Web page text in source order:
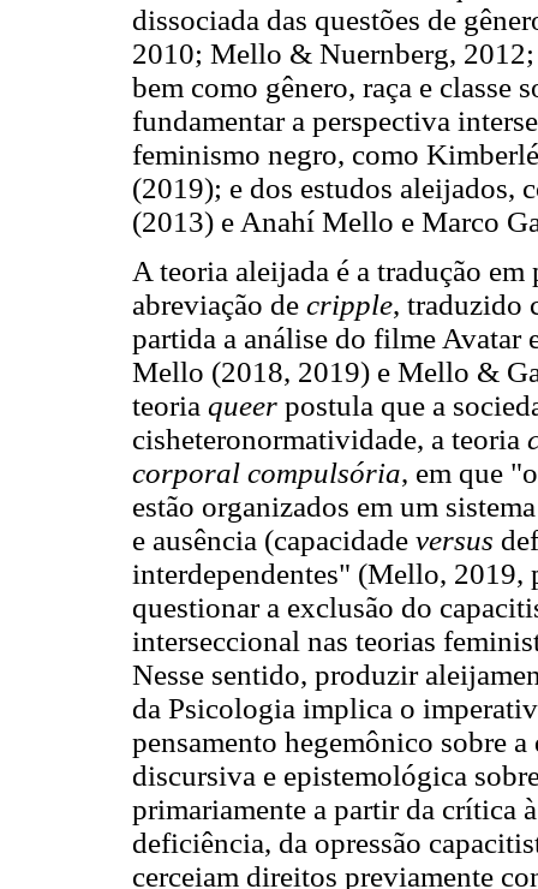
dissociada das questões de
2010; Mello & Nuernberg,
bem como gênero, raça e
fundamentar a perspectiva
feminismo negro, como
(2019); e dos estudos
(2013) e Anahí Mello e Marco
A teoria aleijada é a tradução
abreviação de cripple, traduzido
partida a análise do filme Avatar
Mello (2018, 2019) e Mello &
teoria queer postula que a
cisheteronormatividade, a teoria
corporal compulsória, em que
estão organizados em um
e ausência (capacidade versus
interdependentes" (Mello, 2019,
questionar a exclusão do
interseccional nas teorias
Nesse sentido, produzir
da Psicologia implica o
pensamento hegemônico sobre
discursiva e epistemológica
primariamente a partir da crítica
deficiência, da opressão
cerceiam direitos previamente